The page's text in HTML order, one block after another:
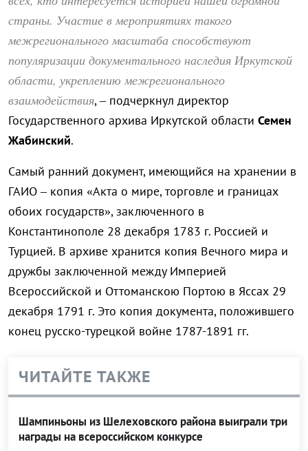
страны. Участие в мероприятиях такого
межрегионального масштаба способствуют
популяризации документального наследия Иркутской
области, укреплению межрегионального
взаимодействия, – подчеркнул директор
Государственного архива Иркутской области Семен
Жабинский.
Самый ранний документ, имеющийся на хранении в
ГАИО – копия «Акта о мире, торговле и границах
обоих государств», заключенного в
Константинополе 28 декабря 1783 г. Россией и
Турцией. В архиве хранится копия Вечного мира и
дружбы заключенной между Империей
Всероссийской и Оттоманскою Портою в Яссах 29
декабря 1791 г. Это копия документа, положившего
конец русско-турецкой войне 1787-1891 гг.
ЧИТАЙТЕ ТАКЖЕ
Шампиньоны из Шелеховского района выиграли три
награды на всероссийском конкурсе